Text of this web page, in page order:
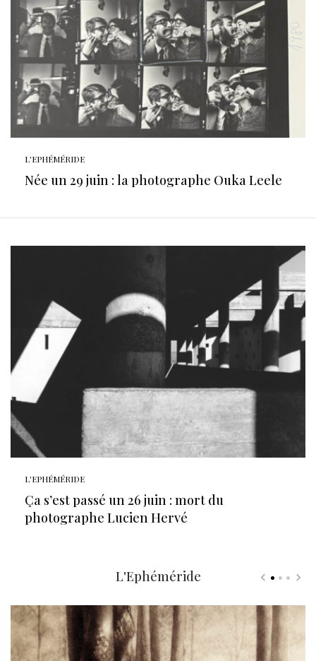
L'EPHÉMÉRIDE
Née un 29 juin : la photographe Ouka Leele
L'EPHÉMÉRIDE
Ça s’est passé un 26 juin : mort du
photographe Lucien Hervé
L'Ephéméride